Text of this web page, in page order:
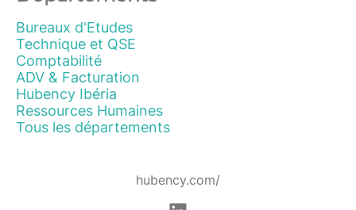
Bureaux d'Etudes
Technique et QSE
Comptabilité
ADV & Facturation
Hubency Ibéria
Ressources Humaines
Tous les départements
hubency.com/